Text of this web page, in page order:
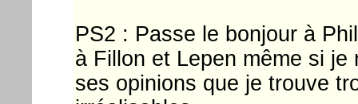
PS2 : Passe le bonjour à
à Fillon et Lepen même si
ses opinions que je trouve